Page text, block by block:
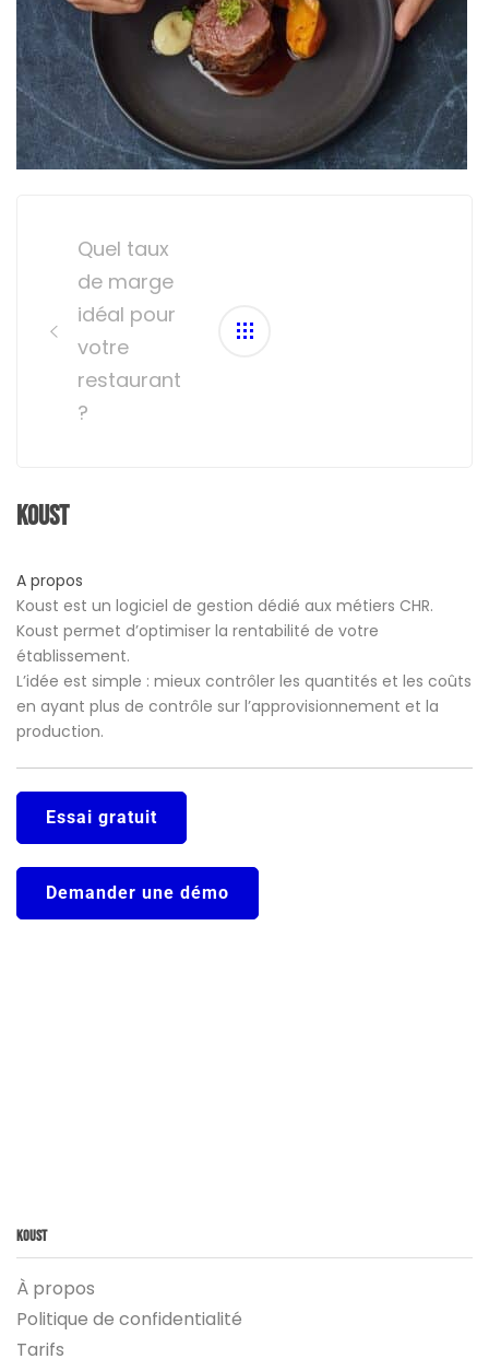
navigationQuel taux
de marge
idéal pour
votre
restaurant
?
Koust
A propos
Koust est un logiciel de gestion dédié aux métiers CHR.
Koust permet d’optimiser la rentabilité de votre
établissement.
L’idée est simple : mieux contrôler les quantités et les coûts
en ayant plus de contrôle sur l’approvisionnement et la
production.
Essai gratuit
Demander une démo
Koust
À propos
Politique de confidentialité
Tarifs